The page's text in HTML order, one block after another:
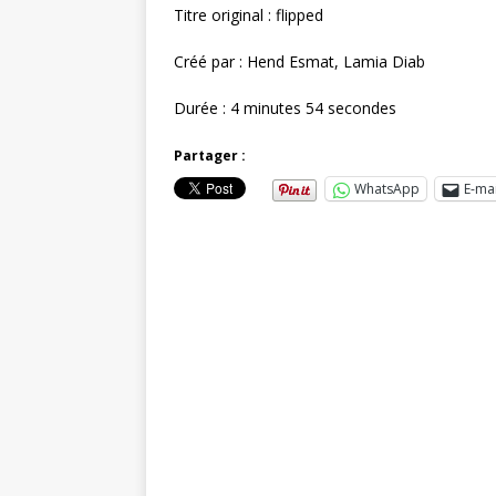
Titre original : flipped
Créé par : Hend Esmat, Lamia Diab
Durée : 4 minutes 54 secondes
Partager :
WhatsApp
E-